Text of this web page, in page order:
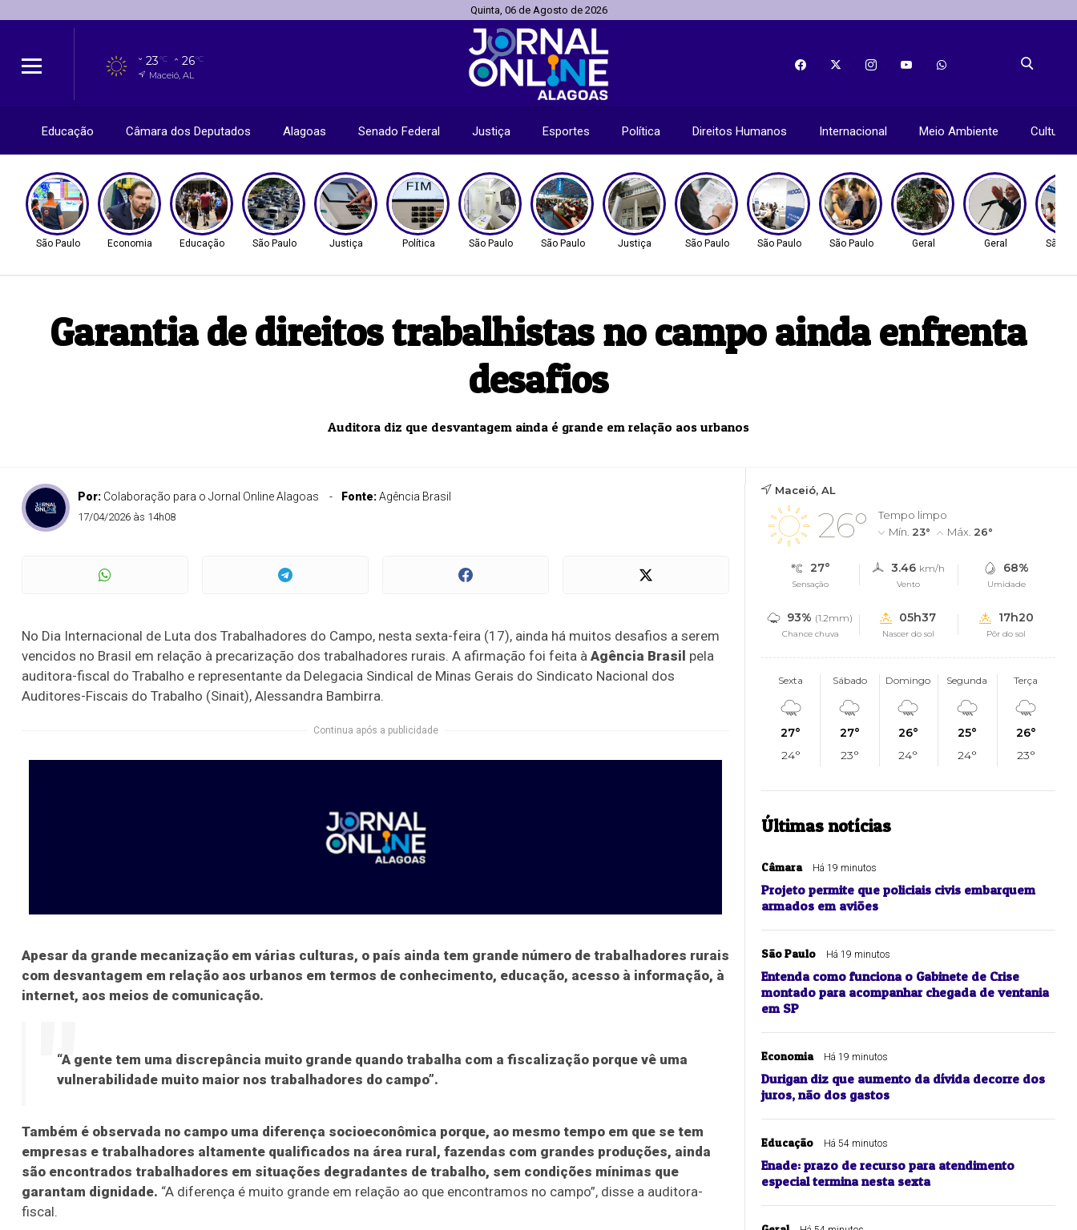
Quinta, 06 de Agosto de 2026
23°C 26°C
Maceió, AL
Educação Câmara dos Deputados Alagoas Senado Federal Justiça Esportes Política Direitos Humanos Internacional Meio Ambiente Cultura
São Paulo Economia Educação São Paulo Justiça Política São Paulo São Paulo Justiça São Paulo São Paulo São Paulo Geral Geral São
Garantia de direitos trabalhistas no campo ainda enfrenta
desafios
Auditora diz que desvantagem ainda é grande em relação aos urbanos
Por: Colaboração para o Jornal Online Alagoas Fonte:Agência Brasil
17/04/2026 às 14h08
No Dia Internacional de Luta dos Trabalhadores do Campo, nesta sexta-feira (17), ainda há muitos desafios a serem
vencidos no Brasil em relação à precarização dos trabalhadores rurais. A afirmação foi feita à Agência Brasil pela
auditora-fiscal do Trabalho e representante da Delegacia Sindical de Minas Gerais do Sindicato Nacional dos
Auditores-Fiscais do Trabalho (Sinait), Alessandra Bambirra.
Continua após a publicidade
Apesar da grande mecanização em várias culturas, o país ainda tem grande número de trabalhadores rurais
com desvantagem em relação aos urbanos em termos de conhecimento, educação, acesso à informação, à
internet, aos meios de comunicação.
“A gente tem uma discrepância muito grande quando trabalha com a fiscalização porque vê uma
vulnerabilidade muito maior nos trabalhadores do campo”.
Também é observada no campo uma diferença socioeconômica porque, ao mesmo tempo em que se tem
empresas e trabalhadores altamente qualificados na área rural, fazendas com grandes produções, ainda
são encontrados trabalhadores em situações degradantes de trabalho, sem condições mínimas que
garantam dignidade. “A diferença é muito grande em relação ao que encontramos no campo”, disse a auditora-
fiscal.
Maceió, AL
26°
Tempo limpo
Mín. 23° Máx. 26°
27°
Sensação
3.46 km/h
Vento
68%
Umidade
93% (1.2mm)
Chance chuva
05h37
Nascer do sol
17h20
Pôr do sol
Sexta
27°
24°
Sábado
27°
23°
Domingo
26°
24°
Segunda
25°
24°
Terça
26°
23°
Últimas notícias
Câmara Há 19 minutos
Projeto permite que policiais civis embarquem
armados em aviões
São Paulo Há 19 minutos
Entenda como funciona o Gabinete de Crise
montado para acompanhar chegada de ventania
em SP
Economia Há 19 minutos
Durigan diz que aumento da dívida decorre dos
juros, não dos gastos
Educação Há 54 minutos
Enade: prazo de recurso para atendimento
especial termina nesta sexta